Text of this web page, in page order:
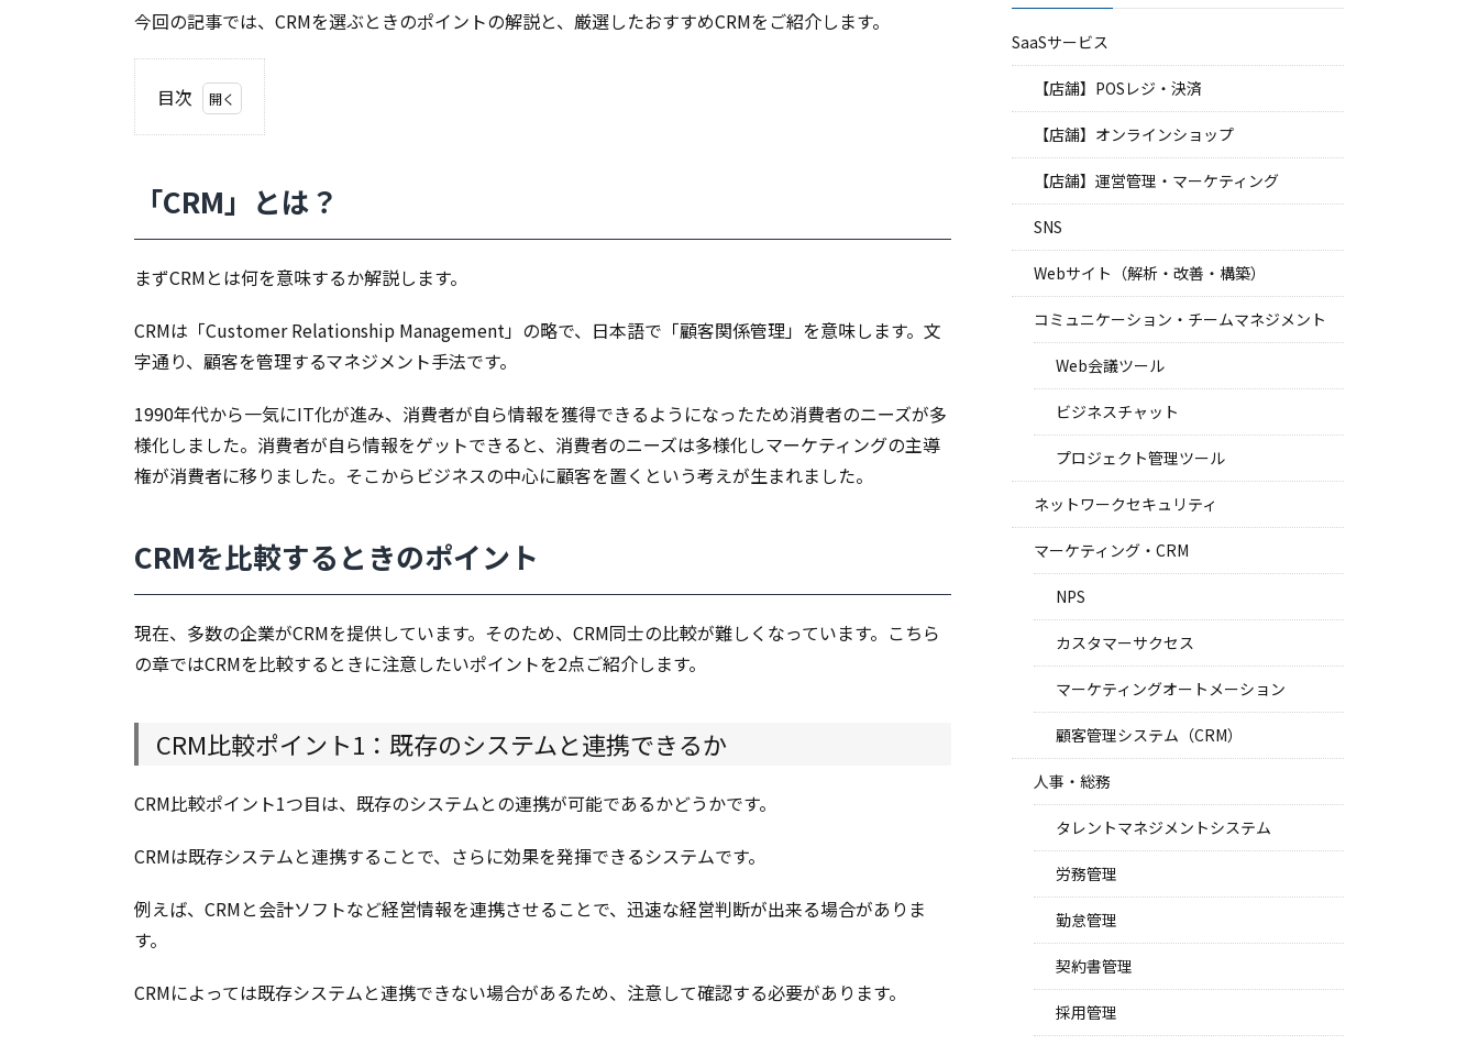
今回の記事では、CRMを選ぶときのポイントの解説と、厳選したおすすめCRMをご紹介します。
目次
1.「CRM」
2.CRM
ると
ポイ
ント
比較
ポイ
ント
のシ
ステ
連携
でき
比較
ント
無料
用が
2.3.CRM
「CRM」とは？
まずCRMとは何を意味するか解説します。
CRMは 「Customer Relationship Management」の略で、日本語で「顧客関係管理」を意味します。文
字通り、顧客を管理するマネジメント手法です。
1990年代から一気にIT化が進み、消費者が自ら情報を獲得できるようになったため消費者のニーズが多
様化しました。消費者が自ら情報をゲットできると、消費者のニーズは多様化しマーケティングの主導
権が消費者に移りました。そこからビジネスの中心に顧客を置くという考えが生まれました。
CRMを比較するときのポイント
現在、多数の企業がCRMを提供しています。そのため、CRM同士の比較が難しくなっています。こちら
の章ではCRMを比較するときに注意したいポイントを2点ご紹介します。
CRM比較ポイント1：既存のシステムと連携できるか
CRM比較ポイント1つ目は、既存のシステムとの連携が可能であるかどうかです。
CRMは既存システムと連携することで、さらに効果を発揮できるシステムです。
例えば、CRMと会計ソフトなど経営情報を連携させることで、迅速な経営判断が出来る場合がありま
す。
CRMによっては既存システムと連携できない場合があるため、注意して確認する必要があります。
SaaSサービス
【店舗】POSレジ・決済
【店舗】オンラインショップ
【店舗】運営管理・マーケティング
SNS
Webサイト（解析・改善・構築）
コミュニケーション・チームマネジメント
Web会議ツール
ビジネスチャット
プロジェクト管理ツール
ネットワークセキュリティ
マーケティング・CRM
NPS
カスタマーサクセス
マーケティングオートメーション
顧客管理システム（CRM）
人事・総務
タレントマネジメントシステム
労務管理
勤怠管理
契約書管理
採用管理